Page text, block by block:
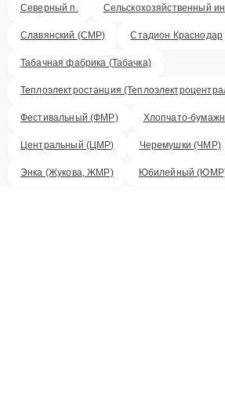
Северный п. Сельскохозяйственный
Славянский (СМР) Стадион Краснодар
Табачная фабрика (Табачка)
Теплоэлектростанция
Фестивальный (ФМР) Хлопчато-
Центральный (ЦМР) Черемушки (ЧМР)
Энка (Жукова, ЖМР) Юбилейный